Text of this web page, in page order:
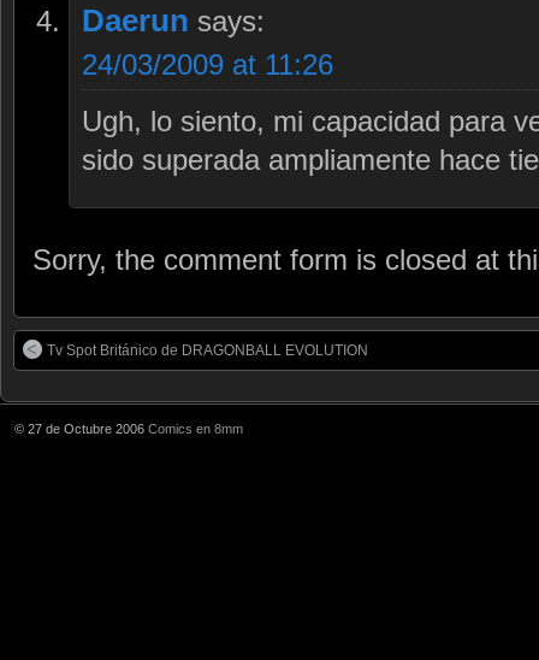
Daerun says:
24/03/2009 at 11:26
Ugh, lo siento, mi capacidad para
sido superada ampliamente hace
Sorry, the comment form is closed at
Tv Spot Británico de DRAGONBALL EVOLUTION
© 27 de Octubre 2006 Comics en 8mm